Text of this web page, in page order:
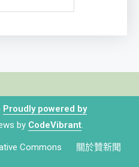
Proudly powered by
by CodeVibrant.
Commons 關於贊新聞